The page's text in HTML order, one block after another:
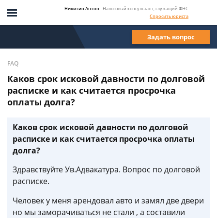
Никитин Антон - Налоговый консультант, служащий ФНС
Спросить юриста
Задать вопрос
FAQ
Каков срок исковой давности по долговой
расписке и как считается просрочка
оплаты долга?
Каков срок исковой давности по долговой
расписке и как считается просрочка оплаты
долга?
Здравствуйте Ув.Адвакатура. Вопрос по долговой
расписке.
Человек у меня арендовал авто и замял две двери
но мы заморачиваться не стали , а составили